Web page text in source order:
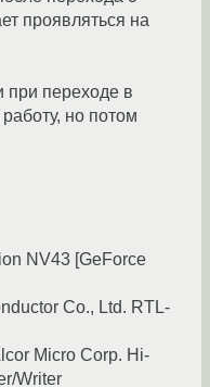
проявляться на
при переходе в
но потом
NV43 [GeForce
Co., Ltd. RTL-
Micro Corp. Hi-
Writer